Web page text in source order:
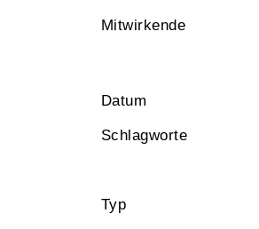
Mitwirkende
Datum
Schlagworte
Typ